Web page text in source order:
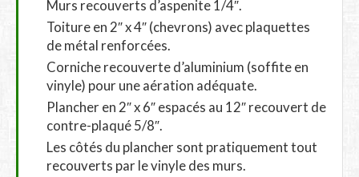
Murs recouverts d’aspenite 1/4″.
Toiture en 2″ x 4″ (chevrons) avec plaquettes
de métal renforcées.
Corniche recouverte d’aluminium (soffite en
vinyle) pour une aération adéquate.
Plancher en 2″ x 6″ espacés au 12″ recouvert de
contre-plaqué 5/8″.
Les côtés du plancher sont pratiquement tout
recouverts par le vinyle des murs.